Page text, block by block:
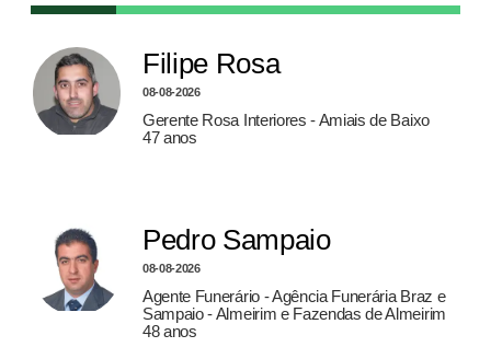
Filipe Rosa
08-08-2026
Gerente Rosa Interiores - Amiais de Baixo
47 anos
Pedro Sampaio
08-08-2026
Agente Funerário - Agência Funerária Braz e
Sampaio - Almeirim e Fazendas de Almeirim
48 anos